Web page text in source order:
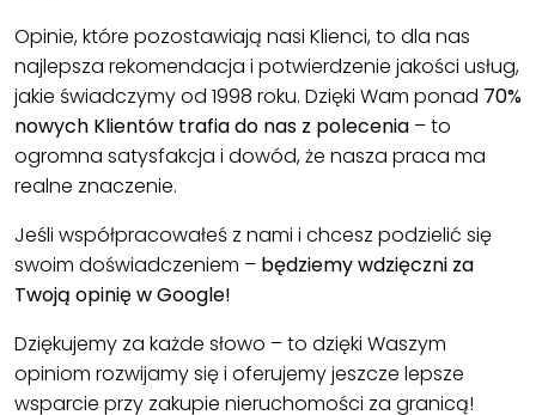
Opinie, które pozostawiają nasi Klienci, to dla nas
najlepsza rekomendacja i potwierdzenie jakości usług,
jakie świadczymy od 1998 roku. Dzięki Wam ponad 70%
nowych Klientów trafia do nas z polecenia – to
ogromna satysfakcja i dowód, że nasza praca ma
realne znaczenie.
Jeśli współpracowałeś z nami i chcesz podzielić się
swoim doświadczeniem – będziemy wdzięczni za
Twoją opinię w Google!
Dziękujemy za każde słowo – to dzięki Waszym
opiniom rozwijamy się i oferujemy jeszcze lepsze
wsparcie przy zakupie nieruchomości za granicą!